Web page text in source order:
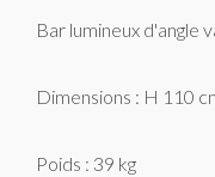
Bar lumineux d'angle
Dimensions : H 110
Poids : 39 kg